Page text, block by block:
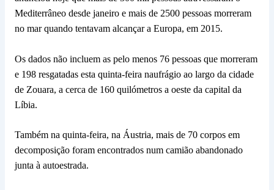
Mediterrâneo desde janeiro e mais de 2500 pessoas morreram
no mar quando tentavam alcançar a Europa, em 2015.
Os dados não incluem as pelo menos 76 pessoas que morreram
e 198 resgatadas esta quinta-feira naufrágio ao largo da cidade
de Zouara, a cerca de 160 quilómetros a oeste da capital da
Líbia.
Também na quinta-feira, na Áustria, mais de 70 corpos em
decomposição foram encontrados num camião abandonado
junta à autoestrada.